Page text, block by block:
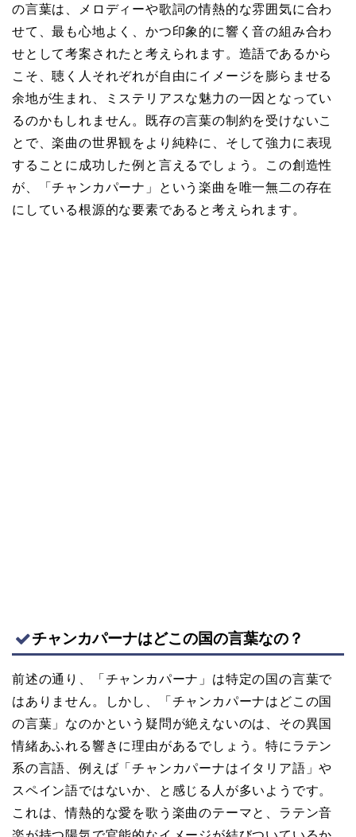
の言葉は、メロディーや歌詞の情熱的な雰囲気に合わ
せて、最も心地よく、かつ印象的に響く音の組み合わ
せとして考案されたと考えられます。造語であるから
こそ、聴く人それぞれが自由にイメージを膨らませる
余地が生まれ、ミステリアスな魅力の一因となってい
るのかもしれません。既存の言葉の制約を受けないこ
とで、楽曲の世界観をより純粋に、そして強力に表現
することに成功した例と言えるでしょう。この創造性
が、「チャンカパーナ」という楽曲を唯一無二の存在
にしている根源的な要素であると考えられます。
チャンカパーナはどこの国の言葉なの？
前述の通り、「チャンカパーナ」は特定の国の言葉で
はありません。しかし、「チャンカパーナはどこの国
の言葉」なのかという疑問が絶えないのは、その異国
情緒あふれる響きに理由があるでしょう。特にラテン
系の言語、例えば「チャンカパーナはイタリア語」や
スペイン語ではないか、と感じる人が多いようです。
これは、情熱的な愛を歌う楽曲のテーマと、ラテン音